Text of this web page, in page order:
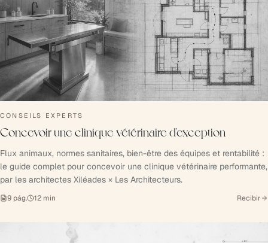
CONSEILS EXPERTS
Concevoir une clinique vétérinaire d'exception
Flux animaux, normes sanitaires, bien-être des équipes et rentabilité :
le guide complet pour concevoir une clinique vétérinaire performante,
par les architectes Xiléades × Les Architecteurs.
9 pág. 12 min Recibir